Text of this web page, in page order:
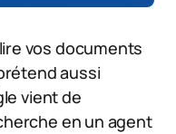
vos documents
aussi
vient de
en un agent